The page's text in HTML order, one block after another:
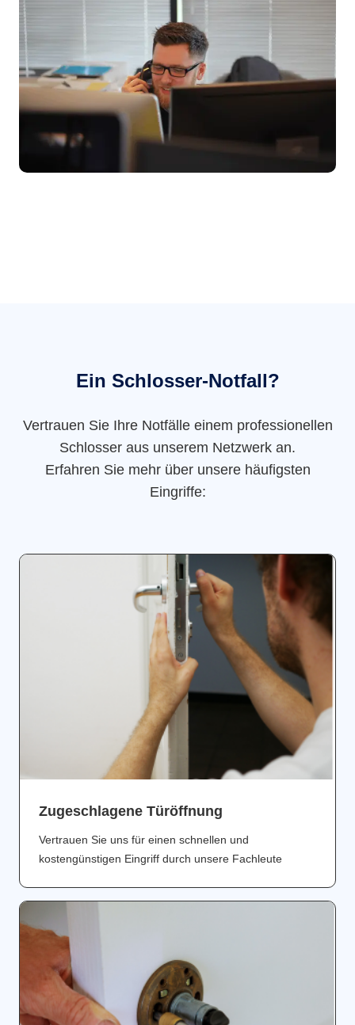
Ein Schlosser-Notfall?
Vertrauen Sie Ihre Notfälle einem professionellen
Schlosser aus unserem Netzwerk an.
Erfahren Sie mehr über unsere häufigsten
Eingriffe:
Zugeschlagene Türöffnung
Vertrauen Sie uns für einen schnellen und
kostengünstigen Eingriff durch unsere Fachleute